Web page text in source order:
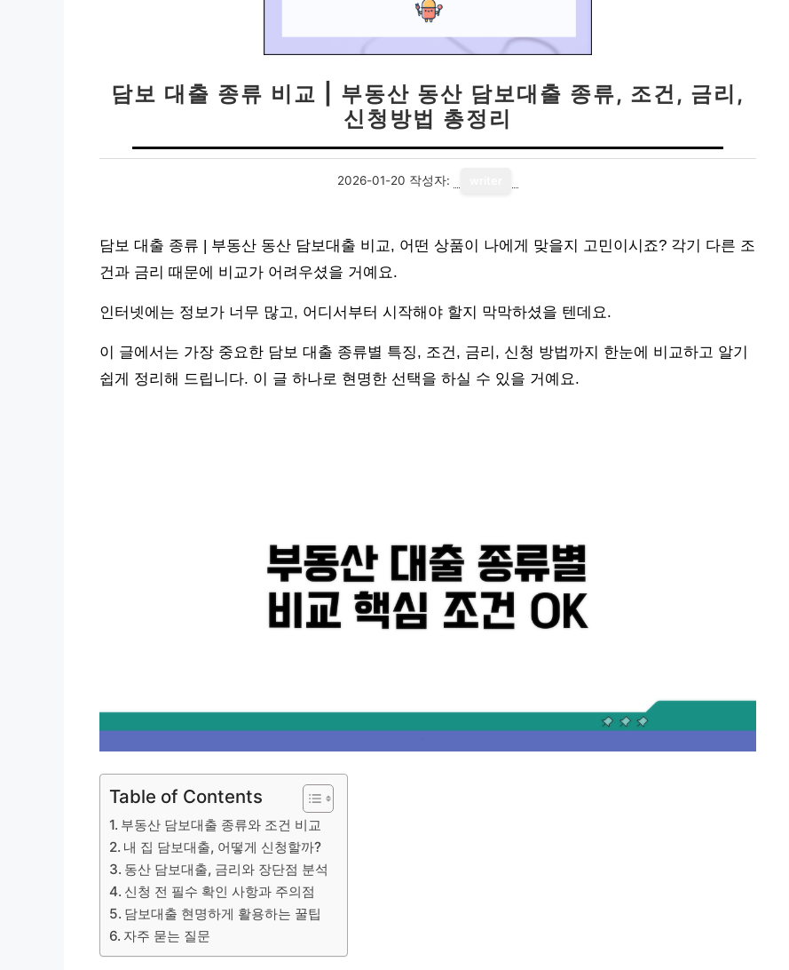
담보 대출 종류 비교 | 부동산 동산 담보대출 종류, 조건, 금리,
신청방법 총정리
2026-01-20 작성자:
담보 대출 종류 | 부동산 동산 담보대출 비교, 어떤 상품이 나에게 맞을지 고민이시죠? 각기 다른 조
건과 금리 때문에 비교가 어려우셨을 거예요.
인터넷에는 정보가 너무 많고, 어디서부터 시작해야 할지 막막하셨을 텐데요.
이 글에서는 가장 중요한 담보 대출 종류별 특징, 조건, 금리, 신청 방법까지 한눈에 비교하고 알기
쉽게 정리해 드립니다. 이 글 하나로 현명한 선택을 하실 수 있을 거예요.
Table of Contents
부동산 담보대출 종류와 조건 비교
내 집 담보대출, 어떻게 신청할까?
동산 담보대출, 금리와 장단점 분석
신청 전 필수 확인 사항과 주의점
담보대출 현명하게 활용하는 꿀팁
자주 묻는 질문